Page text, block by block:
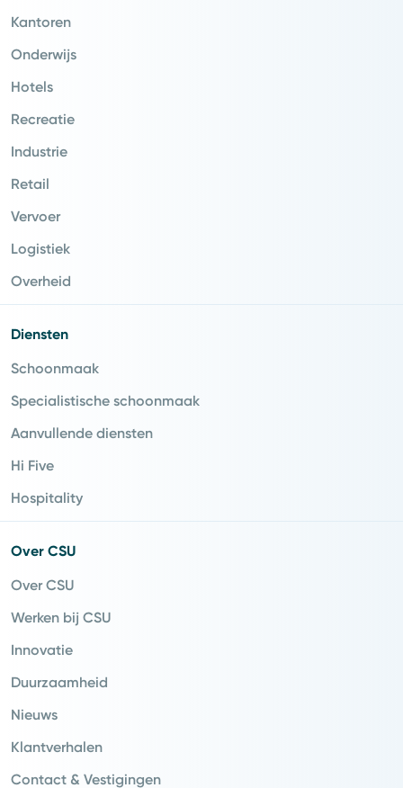
Kantoren
Onderwijs
Hotels
Recreatie
Industrie
Retail
Vervoer
Logistiek
Overheid
Diensten
Schoonmaak
Specialistische schoonmaak
Aanvullende diensten
Hi Five
Hospitality
Over CSU
Over CSU
Werken bij CSU
Innovatie
Duurzaamheid
Nieuws
Klantverhalen
Contact & Vestigingen